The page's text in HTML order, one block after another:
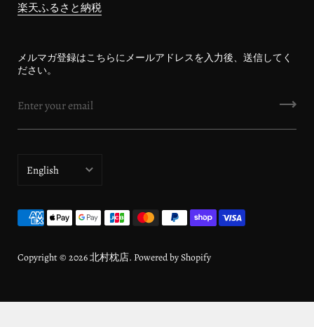
楽天ふるさと納税
メルマガ登録はこちらにメールアドレスを入力後、送信してく
ださい。
English
Deutsch
English
Copyright © 2026北村枕店. Powered by Shopify